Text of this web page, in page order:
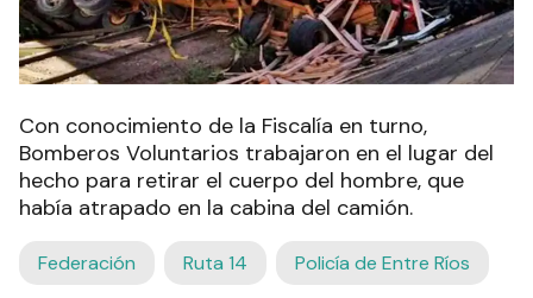
Con conocimiento de la Fiscalía en turno,
Bomberos Voluntarios trabajaron en el lugar del
hecho para retirar el cuerpo del hombre, que
había atrapado en la cabina del camión.
Federación Ruta 14 Policía de Entre Ríos